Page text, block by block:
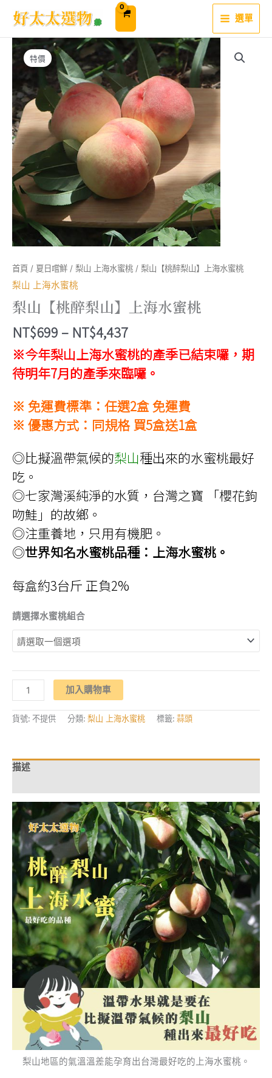
內
選單
特價
首頁 / 夏日嚐鮮 / 梨山 上海水蜜桃 / 梨山【桃醉梨山】上海水蜜桃
梨山 上海水蜜桃
梨山【桃醉梨山】上海水蜜桃
NT$699 – NT$4,437價
格
範
NT$699
到
NT$4,437
※今年梨山上海水蜜桃的產季已結束囉，期
待明年7月的產季來臨囉。
※ 免運費標準：任選2盒 免運費
※ 優惠方式：同規格 買5盒送1盒
◎比擬溫帶氣候的梨山種出來的水蜜桃最好
吃。
◎七家灣溪純淨的水質，台灣之寶 「櫻花鉤
吻鮭」的故鄉。
◎注重養地，只用有機肥。
◎世界知名水蜜桃品種：上海水蜜桃。
每盒約3台斤 正負2%
請選擇水蜜桃組合
梨
【桃
醉
梨
山】
蜜
桃
加入購物車
貨號: 不提供 分類: 梨山 上海水蜜桃 標籤: 蒜頭
描述
梨山地區的氣溫溫差能孕育出台灣最好吃的上海水蜜桃。